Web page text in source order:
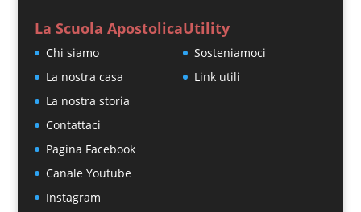
La Scuola Apostolica
Chi siamo
La nostra casa
La nostra storia
Contattaci
Pagina Facebook
Canale Youtube
Instagram
Utility
Sosteniamoci
Link utili